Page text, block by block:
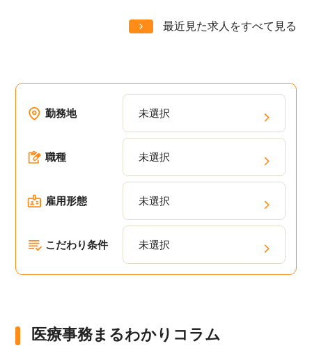
最近見た求人をすべて見る
勤務地 未選択
職種 未選択
雇用形態 未選択
こだわり条件 未選択
医療事務まるわかりコラム